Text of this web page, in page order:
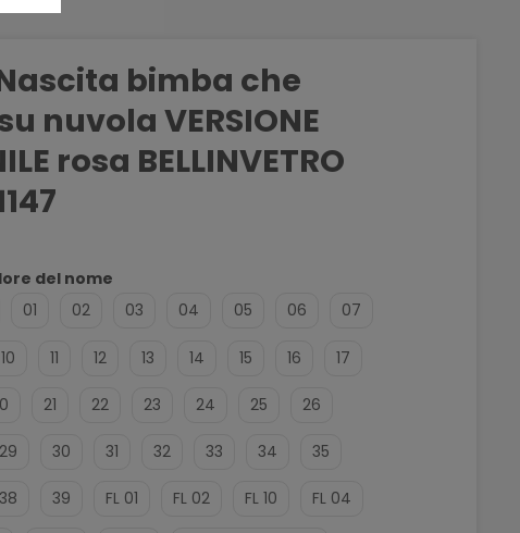
bimba che
nuvola VERSIONE
rosa BELLINVETRO
del nome
01 02 03 04 05 06 07
10 11 12 13 14 15 16 17
21 22 23 24 25 26
29 30 31 32 33 34 35
38 39 FL 01 FL 02 FL 10 FL 04